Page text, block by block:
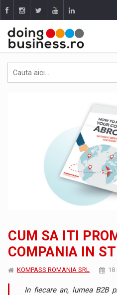
CUM SA ITI
COMPANIA IN
KOMPASS ROMANIA SRL 18
In fiecare an, lumea B2B